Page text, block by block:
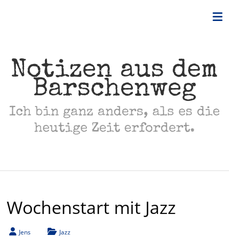
Notizen aus dem
Barschenweg
Ich bin ganz anders, als es die
heutige Zeit erfordert.
Wochenstart mit Jazz
Jens Jazz